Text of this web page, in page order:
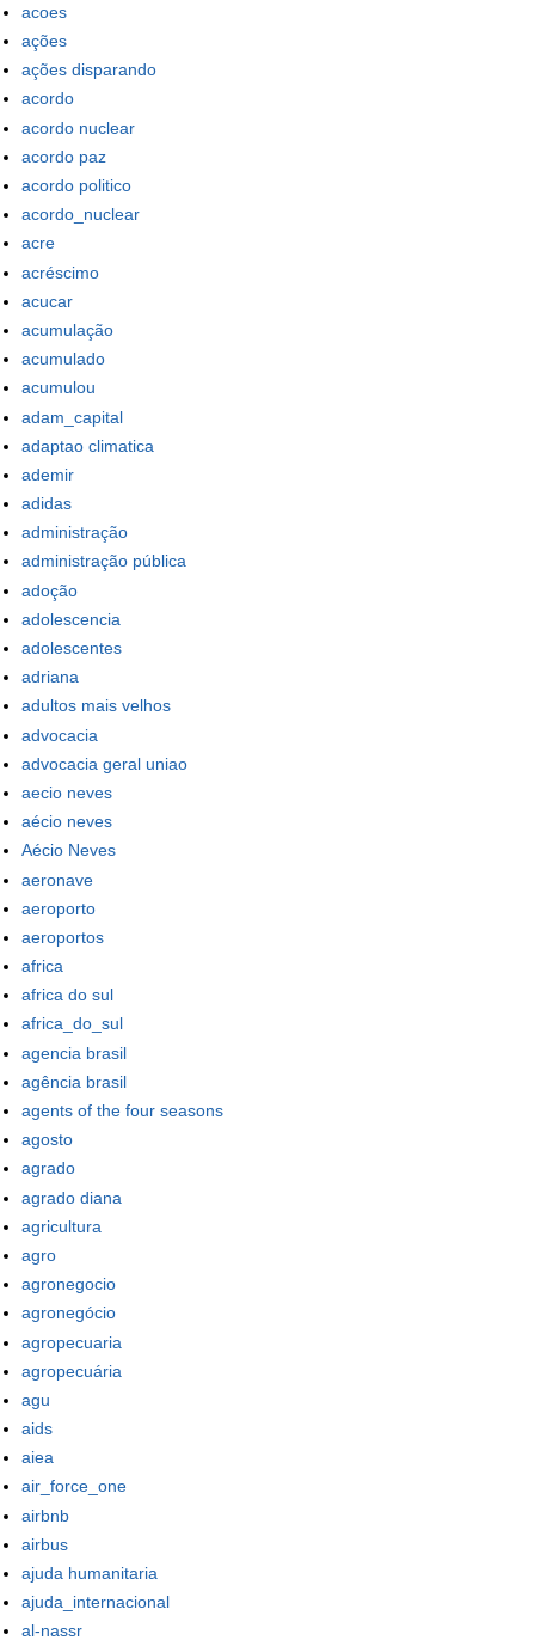
acoes
ações
ações disparando
acordo
acordo nuclear
acordo paz
acordo politico
acordo_nuclear
acre
acréscimo
acucar
acumulação
acumulado
acumulou
adam_capital
adaptao climatica
ademir
adidas
administração
administração pública
adoção
adolescencia
adolescentes
adriana
adultos mais velhos
advocacia
advocacia geral uniao
aecio neves
aécio neves
Aécio Neves
aeronave
aeroporto
aeroportos
africa
africa do sul
africa_do_sul
agencia brasil
agência brasil
agents of the four seasons
agosto
agrado
agrado diana
agricultura
agro
agronegocio
agronegócio
agropecuaria
agropecuária
agu
aids
aiea
air_force_one
airbnb
airbus
ajuda humanitaria
ajuda_internacional
al-nassr